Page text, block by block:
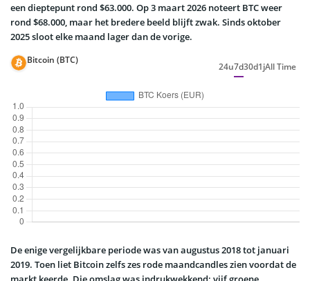
een dieptepunt rond $63.000. Op 3 maart 2026 noteert BTC weer
rond $68.000, maar het bredere beeld blijft zwak. Sinds oktober
2025 sloot elke maand lager dan de vorige.
Bitcoin (BTC)
24u7d30d1jAll Time
De enige vergelijkbare periode was van augustus 2018 tot januari
2019. Toen liet Bitcoin zelfs zes rode maandcandles zien voordat de